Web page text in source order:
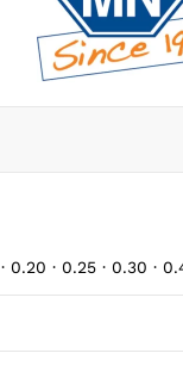
0.20 · 0.25 · 0.30 ·